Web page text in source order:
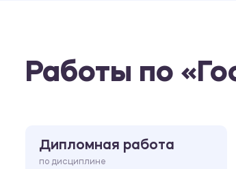
Работы по
Дипломная работа
по дисциплине